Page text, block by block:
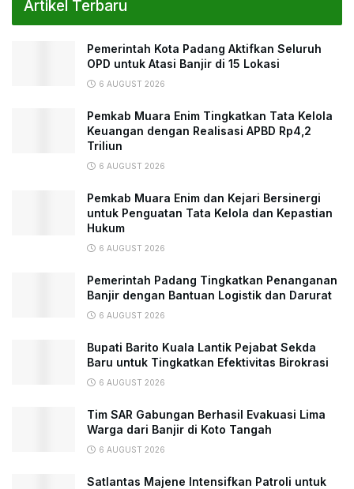
Artikel Terbaru
Pemerintah Kota Padang Aktifkan Seluruh
OPD untuk Atasi Banjir di 15 Lokasi
6 AUGUST 2026
Pemkab Muara Enim Tingkatkan Tata Kelola
Keuangan dengan Realisasi APBD Rp4,2
Triliun
6 AUGUST 2026
Pemkab Muara Enim dan Kejari Bersinergi
untuk Penguatan Tata Kelola dan Kepastian
Hukum
6 AUGUST 2026
Pemerintah Padang Tingkatkan Penanganan
Banjir dengan Bantuan Logistik dan Darurat
6 AUGUST 2026
Bupati Barito Kuala Lantik Pejabat Sekda
Baru untuk Tingkatkan Efektivitas Birokrasi
6 AUGUST 2026
Tim SAR Gabungan Berhasil Evakuasi Lima
Warga dari Banjir di Koto Tangah
6 AUGUST 2026
Satlantas Majene Intensifkan Patroli untuk